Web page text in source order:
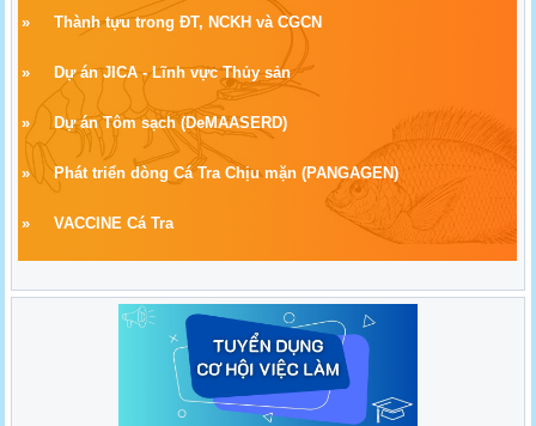
» Thành tựu trong ĐT, NCKH và CGCN
» Dự án JICA - Lĩnh vực Thủy sản
» Dự án Tôm sạch(DeMAASERD)
» Phát triển dòng Cá Tra Chịu mặn (PANGAGEN)
» VACCINE Cá Tra